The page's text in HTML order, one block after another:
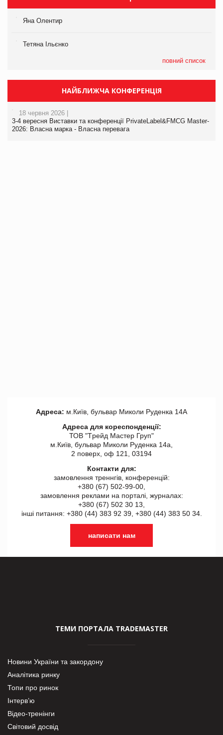
Яна Олентир
Тетяна Ільєнко
повний список
НАЙБЛИЖЧА КОНФЕРЕНЦІЯ
18 червня 2026 |
3-4 вересня Виставки та конференції PrivateLabel&FMCG Master-
2026: Власна марка - Власна перевага
Адреса: м.Київ, бульвар Миколи Руденка 14А
Адреса для кореспонденції:
ТОВ "Tрейд Мастер Груп"
м.Київ, бульвар Миколи Руденка 14а,
2 поверх, оф 121, 03194
Контакти для:
замовлення треннгів, конференцій:
+380 (67) 502-99-00,
замовлення реклами на порталі, журналах:
+380 (67) 502 30 13,
інші питання: +380 (44) 383 92 39, +380 (44) 383 50 34.
написати нам
ТЕМИ ПОРТАЛА TRADEMASTER
Новини України та закордону
Аналітика ринку
Топи про ринок
Інтерв’ю
Відео-тренінги
Світовий досвід